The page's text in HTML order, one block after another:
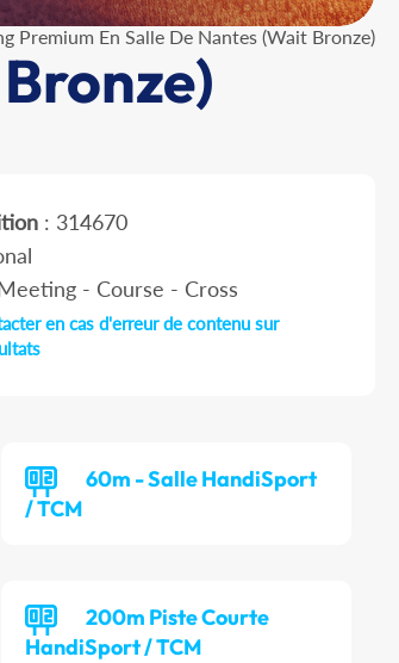
Premium En Salle De Nantes (Wait Bronze)
: 314670
- Course - Cross
en cas d'erreur de contenu sur
60m - Salle HandiSport
/ TCM
200m Piste Courte
HandiSport / TCM